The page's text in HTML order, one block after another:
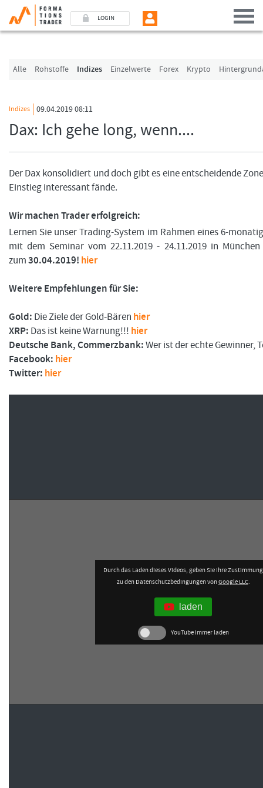
LOGIN
Alle Rohstoffe Indizes Einzelwerte Forex Krypto
Indizes 09.04.2019 08:11
Dax: Ich gehe long, wenn....
Der Dax konsolidiert und doch gibt es eine entscheidende
Einstieg interessant fände.
Wir machen Trader erfolgreich:
Lernen Sie unser Trading-System im Rahmen eines 6-
mit dem Seminar vom 22.11.2019 - 24.11.2019 in
zum30.04.2019! hier
Weitere Empfehlungen für Sie:
Gold: Die Ziele der Gold-Bären hier
XRP: Das ist keine Warnung!!! hier
Deutsche Bank, Commerzbank:Wer ist der echte Gewinner,
Facebook: hier
Twitter: hier
Durch das Laden dieses Videos, geben Sie Ihre Zustimmung
zu den Datenschutzbedingungen vonGoogle LLC.
laden
YouTube immer laden
Benutzer (E-Mail-Adresse in Kleinschrift)
Angemeldet bleiben
LOGIN
Passwort vergessen
Ich bin neu, und jetzt?
Das Formationstrader Programm bietet unterschiedliche User-Pakete. Bitte
„Formationstrader werden“, und finden Sie auf unserem Online-Shop das
FORMATIONSTRADER WERDEN